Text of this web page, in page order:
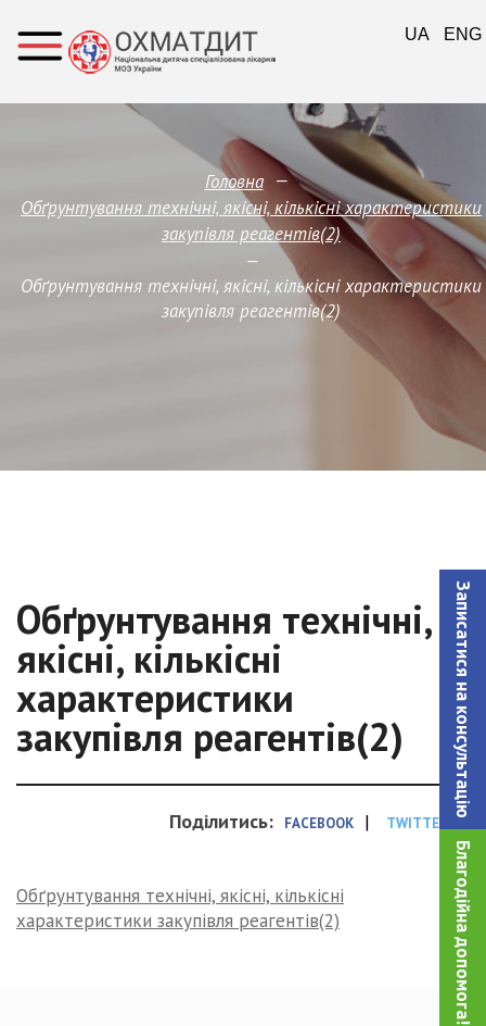
Записатися на консультацiю
Благодійна допомога!
Головна —
Обґрунтування технічні, якісні, кількісні характеристики
закупівля реагентів(2)
—
Обґрунтування технічні, якісні, кількісні характеристики
закупівля реагентів(2)
Обґрунтування технічні,
якісні, кількісні
характеристики
закупівля реагентів(2)
Поділитись: FACEBOOK | TWITTER
Обґрунтування технічні, якісні, кількісні
характеристики закупівля реагентів(2)
UA ENG